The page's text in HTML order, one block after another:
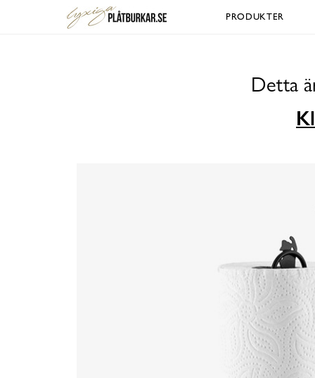
PRODUKTER
Detta